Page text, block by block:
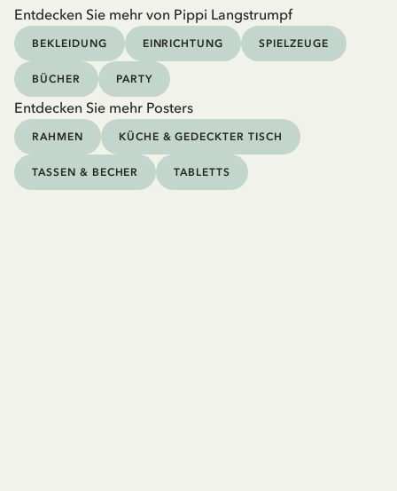
Entdecken Sie mehr von Pippi Langstrumpf
BEKLEIDUNG EINRICHTUNG SPIELZEUGE
BÜCHER PARTY
Entdecken Sie mehr Posters
RAHMEN KÜCHE & GEDECKTER TISCH
TASSEN & BECHER TABLETTS